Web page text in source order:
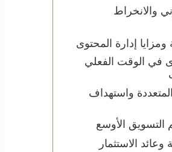
والانخراط
ومزايا إدارة المحتوى
في الوقت الفعلي
واستهداف
التسويق الأوسع
وعائد الاستثمار